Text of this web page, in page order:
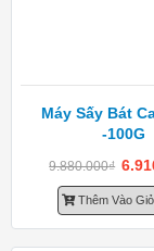
Máy Sấy Bát
-100G
9.880.000₫
Thêm Vào